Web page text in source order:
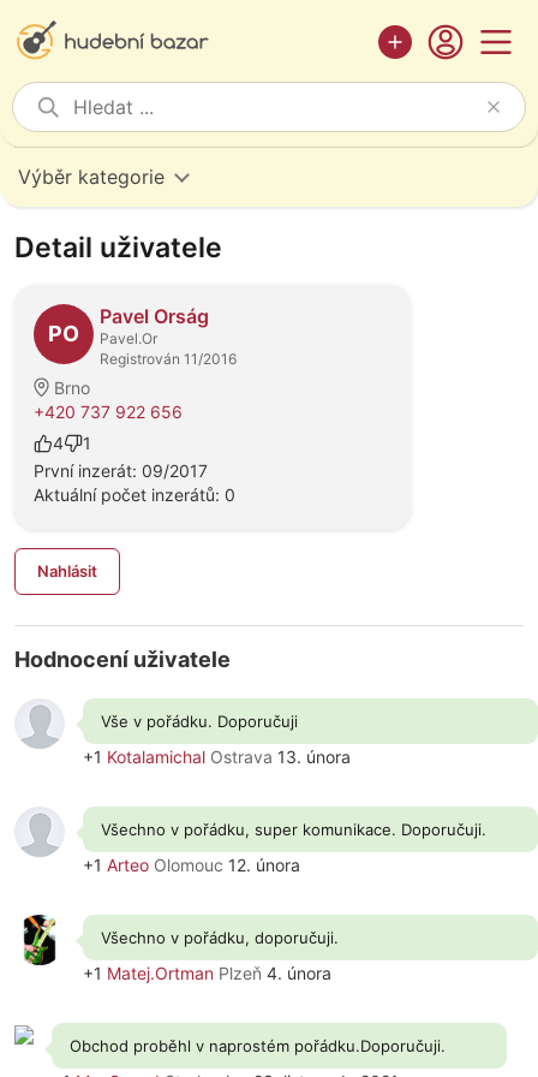
Výběr kategorie
Detail uživatele
PO
Pavel Orság
Pavel.Or
Registrován 11/2016
Brno
+420 737 922 656
4
1
První inzerát: 09/2017
Aktuální počet inzerátů: 0
Nahlásit
Hodnocení uživatele
Vše v pořádku. Doporučuji
+1 Kotalamichal Ostrava 13. února
Všechno v pořádku, super komunikace. Doporučuji.
+1 Arteo Olomouc 12. února
Všechno v pořádku, doporučuji.
+1 Matej.Ortman Plzeň 4. února
Obchod proběhl v naprostém pořádku.Doporučuji.